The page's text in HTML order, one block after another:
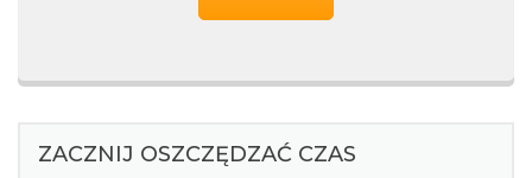
ZACZNIJ OSZCZĘDZAĆ CZAS